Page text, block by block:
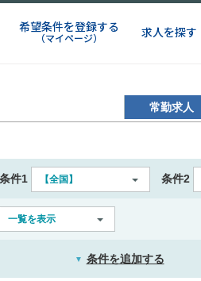
希望条件を登録する
（マイページ） 求人を探す
常勤求人
条件1 【全国】 条件2
一覧を表示
▼ 条件を追加する